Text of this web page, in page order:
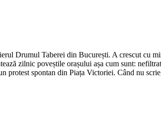
Drumul Taberei din București. A crescut cu
zilnic poveștile orașului așa cum sunt:
protest spontan din Piața Victoriei. Când nu